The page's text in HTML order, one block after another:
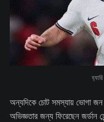
অন্যদিকে চোট সমস্যায় ভোগা
অভিজ্ঞতার জন্য ফিরেছেন জর্ডান